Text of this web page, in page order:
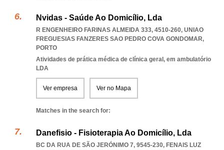
Nvidas - Saúde Ao Domicílio, Lda
R ENGENHEIRO FARINAS ALMEIDA 333, 4510-260, UNIAO
FREGUESIAS FANZERES SAO PEDRO COVA GONDOMAR,
PORTO
Atividades de prática médica de clínica geral, em ambulatório
LDA
Ver empresa Ver no Mapa
Matches in the search for:
Danefisio - Fisioterapia Ao Domicílio, Lda
BC DA RUA DE SÃO JERÓNIMO 7, 9545-230, FENAIS LUZ